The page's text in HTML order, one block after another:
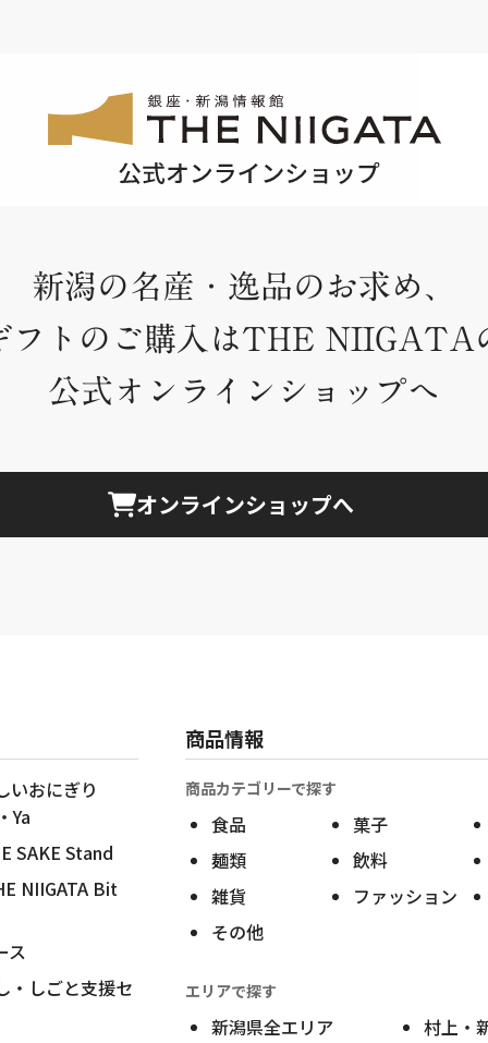
新潟の名産・逸品のお求め、
フトのご購入はTHE NIIGATA
公式オンラインショップへ
オンラインショップへ
いおにぎり
Ya
SAKE Stand
NIIGATA Bit
ス
・しごと支援セ
商品情報
商品カテゴリーで探す
食品
菓子
麺類
飲料
雑貨
ファッション
その他
エリアで探す
新潟県全エリア 村上・